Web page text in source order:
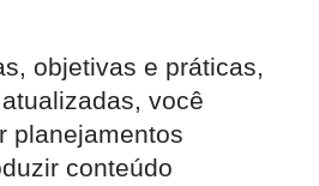
objetivas e práticas,
você
planejamentos
conteúdo